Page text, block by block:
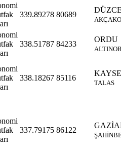
339.89278 80689
338.51787 84233
ORDU
338.18267 85116
TALAS
337.79175 86122